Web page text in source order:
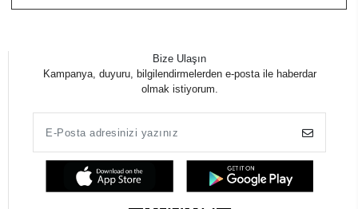
Bize Ulaşın
Kampanya, duyuru, bilgilendirmelerden e-posta ile haberdar
olmak istiyorum.